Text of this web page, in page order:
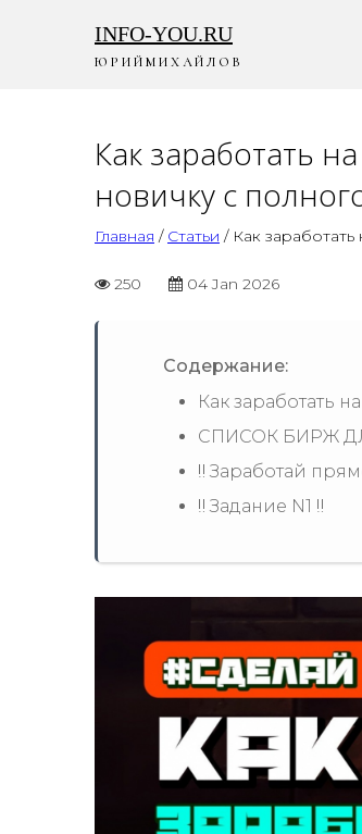
INFO-YOU.RU
Ю Р И Й М И Х А Й Л О В
Как заработать
новичку с
Главная / Статьи / Как заработать
250 04 Jan 2026
Содержание:
Как заработать
СПИСОК БИРЖ
‼️ Заработай
‼️ Задание N1 ‼️